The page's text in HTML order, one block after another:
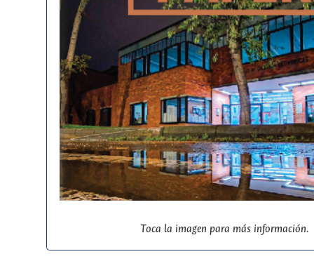
Toca la imagen para más información.